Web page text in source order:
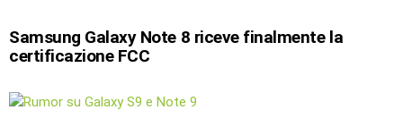
Samsung Galaxy Note 8 riceve finalmente la
certificazione FCC